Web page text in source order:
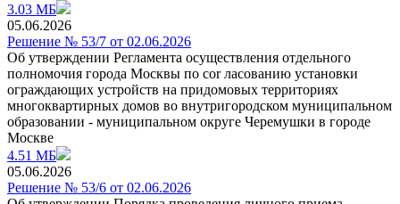
3.03 МБ
05.06.2026
Решение № 53/7 от 02.06.2026
Об утверждении Регламента осуществления отдельного
полномочия города Москвы по cor ласованию установки
ограждающих устройств на придомовых территориях
многоквартирных домов во внутригородском муниципальном
образовании - муниципальном округе Черемушки в городе
Москве
4.51 МБ
05.06.2026
Решение № 53/6 от 02.06.2026